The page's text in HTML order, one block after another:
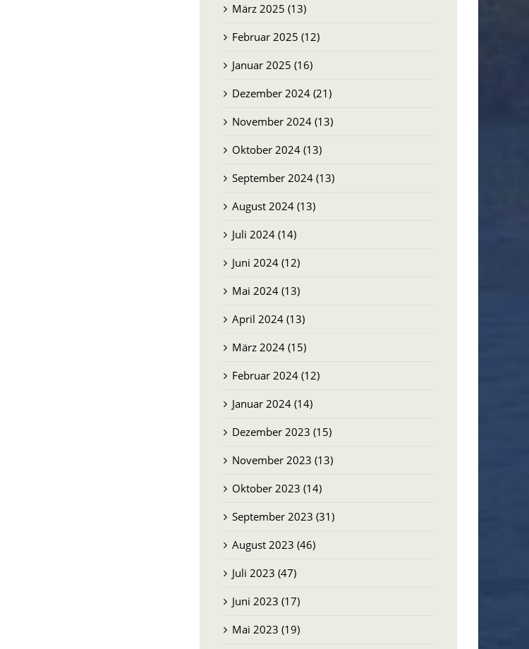
März 2025 (13)
Februar 2025 (12)
Januar 2025 (16)
Dezember 2024 (21)
November 2024 (13)
Oktober 2024 (13)
September 2024 (13)
August 2024 (13)
Juli 2024 (14)
Juni 2024 (12)
Mai 2024 (13)
April 2024 (13)
März 2024 (15)
Februar 2024 (12)
Januar 2024 (14)
Dezember 2023 (15)
November 2023 (13)
Oktober 2023 (14)
September 2023 (31)
August 2023 (46)
Juli 2023 (47)
Juni 2023 (17)
Mai 2023 (19)